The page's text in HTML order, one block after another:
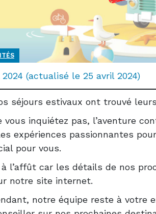
(actualisé le 25 avril 2024)
séjours estivaux ont trouvé
vous inquiétez pas, l’aventure
expériences passionnantes
pour vous.
à l’affût car les détails de nos
notre site internet.
notre équipe reste à votre